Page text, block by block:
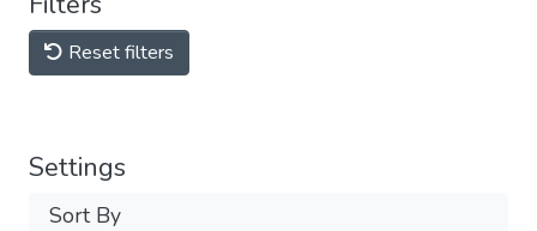
Reset filters
Settings
Sort By